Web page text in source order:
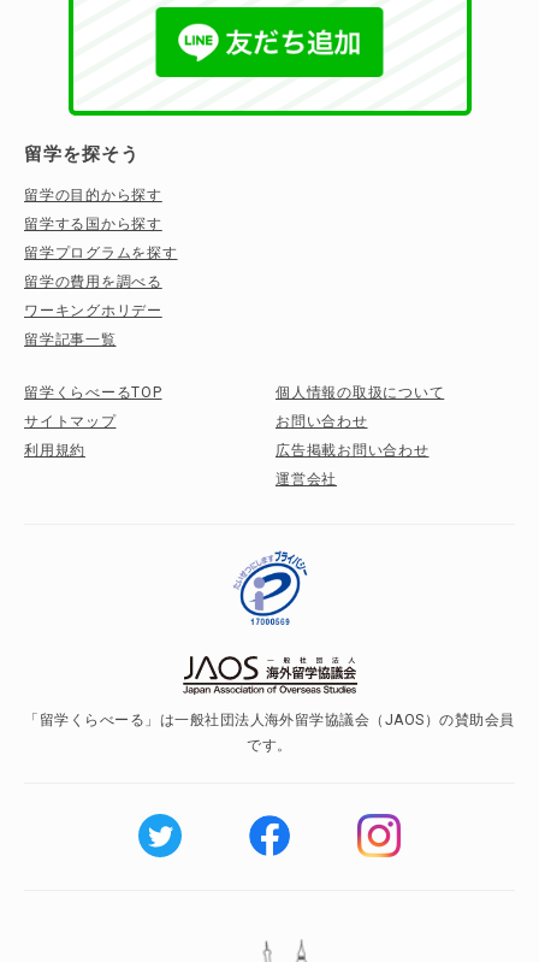
留学を探そう
留学の目的から探す
留学する国から探す
留学プログラムを探す
留学の費用を調べる
ワーキングホリデー
留学記事一覧
留学くらべーるTOP
サイトマップ
利用規約
個人情報の取扱について
お問い合わせ
広告掲載お問い合わせ
運営会社
「留学くらべーる」は一般社団法人海外留学協議会（JAOS）の賛助会員
です。